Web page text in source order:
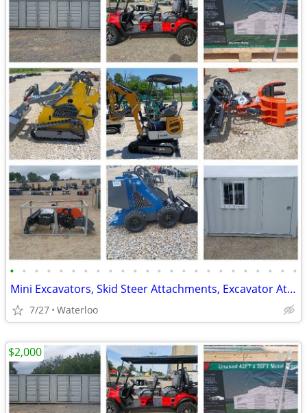
• • • • • • • • • • • • • • • • • • • • • • • •
Mini Excavators, Skid Steer Attachments, Excavator Attachments
7/27 Waterloo
$2,000